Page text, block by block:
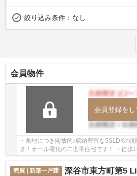
絞り込み条件： なし
会員物件
会員登録を
・角地につき開放的♪収納豊富な5SLDKの
き！オール電化の二世帯住宅です！ ・徒歩
利な住環境です！ ※告知事項
売買 | 新築一戸建
深谷市東方町第5